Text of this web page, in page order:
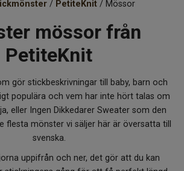
/ PetiteKnit/ Mössor
mössor från
PetiteKnit
gör stickbeskrivningar till baby, barn och
populära och vem har inte hört talas om
eller Ingen Dikkedarer Sweater som den
flesta mönster vi säljer här är översatta till
svenska.
uppifrån och ner, det gör att du kan